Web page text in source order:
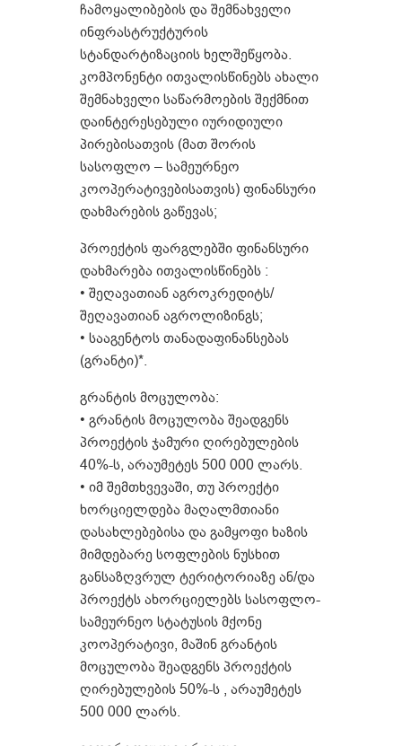
ჩამოყალიბების და შემნახველი
ინფრასტრუქტურის
სტანდარტიზაციის ხელშეწყობა.
კომპონენტი ითვალისწინებს ახალი
შემნახველი საწარმოების შექმნით
დაინტერესებული იურიდიული
პირებისათვის (მათ შორის
სასოფლო – სამეურნეო
კოოპერატივებისათვის) ფინანსური
დახმარების გაწევას;
პროექტის ფარგლებში ფინანსური
დახმარება ითვალისწინებს :
• შეღავათიან აგროკრედიტს/
შეღავათიან აგროლიზინგს;
• სააგენტოს თანადაფინანსებას
(გრანტი)*.
გრანტის მოცულობა:
• გრანტის მოცულობა შეადგენს
პროექტის ჯამური ღირებულების
40%-ს, არაუმეტეს 500 000 ლარს.
• იმ შემთხვევაში, თუ პროექტი
ხორციელდება მაღალმთიანი
დასახლებებისა და გამყოფი ხაზის
მიმდებარე სოფლების ნუსხით
განსაზღვრულ ტერიტორიაზე ან/და
პროექტს ახორციელებს სასოფლო-
სამეურნეო სტატუსის მქონე
კოოპერატივი, მაშინ გრანტის
მოცულობა შეადგენს პროექტის
ღირებულების 50%-ს , არაუმეტეს
500 000 ლარს.